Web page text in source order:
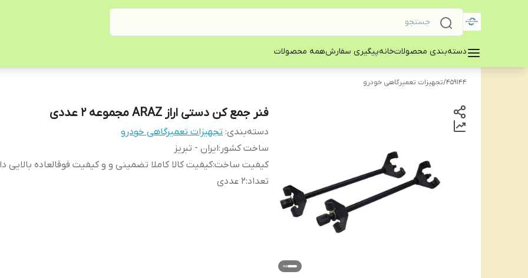
دسته‌بندی محصولاتخانهپیگیری سفارشهمه محصولات
459144
/تجهیزات تعمیرگاهی خودرو
فنر جمع کن دستی اراز ARAZ مجموعه 2 عددی
دسته‌بندی: تجهیزات تعمیرگاهی خودرو
ساخت کشور :ایران - تبریز
کیفیت ساخت:کیفیت کالا کاملا تضمینی و و کیفیت فوقالعاده بالایی
تعداد:2 عددی